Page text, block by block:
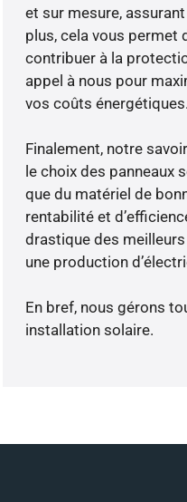
et sur mesure,
plus, cela vous permet
contribuer à la
appel à nous pour
vos coûts énergétiques.
Finalement, notre
le choix des panneaux
que du matériel de
rentabilité et
drastique des
une production
En bref, nous gérons
installation solaire.